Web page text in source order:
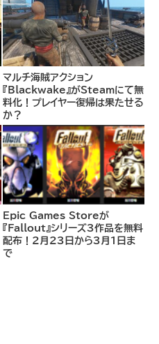
マルチ海賊アクション
『Blackwake』がSteamにて無
料化！プレイヤー復帰は果たせる
か？
Epic Games Storeが
『Fallout』シリーズ3作品を無料
配布！2月23日から3月1日ま
で